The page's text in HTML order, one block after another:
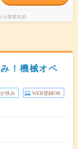
ル事業本部
！機械オペ
休み WEB登録OK